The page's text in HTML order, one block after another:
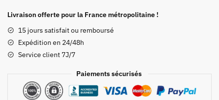
Demon
Rui
Kimetsu
Livraison offerte pour la France métropolitaine !
15 jours satisfait ou remboursé
Expédition en 24/48h
Service client 7J/7
Paiements sécurisés